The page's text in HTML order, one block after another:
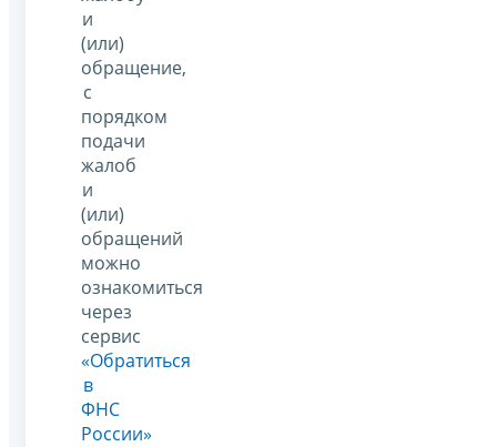
и
(или)
обращение,
с
порядком
подачи
жалоб
и
(или)
обращений
можно
ознакомиться
через
сервис
«Обратиться
в
ФНС
России»